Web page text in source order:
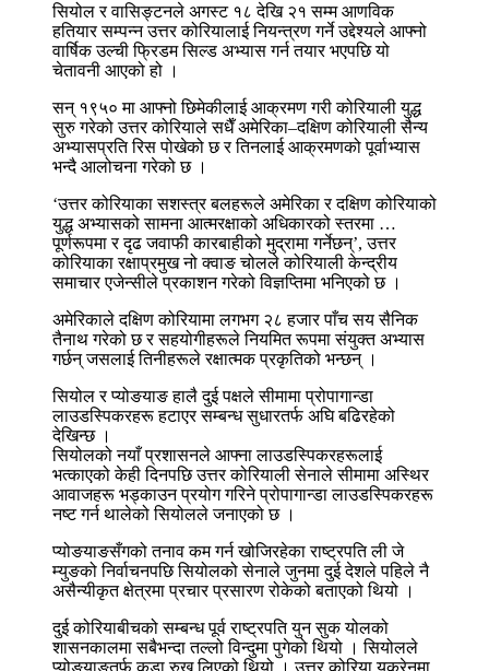
सियोल र वासिङ्टनले अगस्ट १८ देखि २१ सम्म आणविक
हतियार सम्पन्न उत्तर कोरियालाई नियन्त्रण गर्ने उद्देश्यले आफ्नो
वार्षिक उल्ची फ्रिडम सिल्ड अभ्यास गर्न तयार भएपछि यो
चेतावनी आएको हो ।
सन् १९५० मा आफ्नो छिमेकीलाई आक्रमण गरी कोरियाली युद्ध
सुरु गरेको उत्तर कोरियाले सधैँ अमेरिका–दक्षिण कोरियाली सैन्य
अभ्यासप्रति रिस पोखेको छ र तिनलाई आक्रमणको पूर्वाभ्यास
भन्दै आलोचना गरेको छ ।
‘उत्तर कोरियाका सशस्त्र बलहरूले अमेरिका र दक्षिण कोरियाको
युद्ध अभ्यासको सामना आत्मरक्षाको अधिकारको स्तरमा …
पूर्णरूपमा र दृढ जवाफी कारबाहीको मुद्रामा गर्नेछन्’, उत्तर
कोरियाका रक्षाप्रमुख नो क्वाङ चोलले कोरियाली केन्द्रीय
समाचार एजेन्सीले प्रकाशन गरेको विज्ञप्तिमा भनिएको छ ।
अमेरिकाले दक्षिण कोरियामा लगभग २८ हजार पाँच सय सैनिक
तैनाथ गरेको छ र सहयोगीहरूले नियमित रूपमा संयुक्त अभ्यास
गर्छन् जसलाई तिनीहरूले रक्षात्मक प्रकृतिको भन्छन् ।
सियोल र प्योङयाङ हालै दुई पक्षले सीमामा प्रोपागान्डा
लाउडस्पिकरहरू हटाएर सम्बन्ध सुधारतर्फ अघि बढिरहेको
देखिन्छ ।
सियोलको नयाँ प्रशासनले आफ्ना लाउडस्पिकरहरूलाई
भत्काएको केही दिनपछि उत्तर कोरियाली सेनाले सीमामा अस्थिर
आवाजहरू भड्काउन प्रयोग गरिने प्रोपागान्डा लाउडस्पिकरहरू
नष्ट गर्न थालेको सियोलले जनाएको छ ।
प्योङयाङसँगको तनाव कम गर्न खोजिरहेका राष्ट्रपति ली जे
म्युङको निर्वाचनपछि सियोलको सेनाले जुनमा दुई देशले पहिले नै
असैन्यीकृत क्षेत्रमा प्रचार प्रसारण रोकेको बताएको थियो ।
दुई कोरियाबीचको सम्बन्ध पूर्व राष्ट्रपति युन सुक योलको
शासनकालमा सबैभन्दा तल्लो विन्दुमा पुगेको थियो । सियोलले
प्योङयाङतर्फ कडा रुख लिएको थियो । उत्तर कोरिया युक्रेनमा